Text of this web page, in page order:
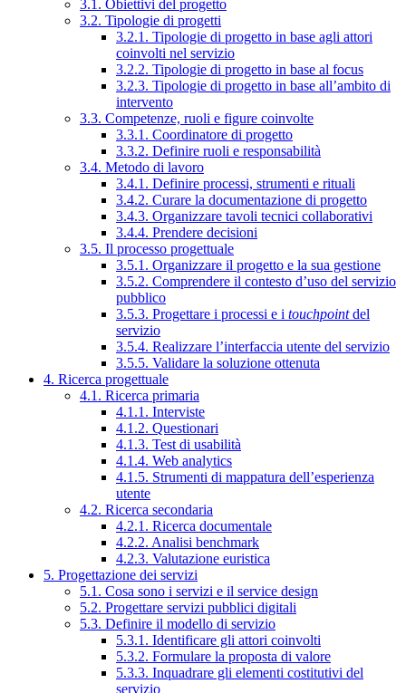
3.1. Obiettivi del progetto
3.2. Tipologie di progetti
3.2.1. Tipologie di progetto in base agli attori
coinvolti nel servizio
3.2.2. Tipologie di progetto in base al focus
3.2.3. Tipologie di progetto in base all’ambito di
intervento
3.3. Competenze, ruoli e figure coinvolte
3.3.1. Coordinatore di progetto
3.3.2. Definire ruoli e responsabilità
3.4. Metodo di lavoro
3.4.1. Definire processi, strumenti e rituali
3.4.2. Curare la documentazione di progetto
3.4.3. Organizzare tavoli tecnici collaborativi
3.4.4. Prendere decisioni
3.5. Il processo progettuale
3.5.1. Organizzare il progetto e la sua gestione
3.5.2. Comprendere il contesto d’uso del servizio
pubblico
3.5.3. Progettare i processi e i touchpointdel
servizio
3.5.4. Realizzare l’interfaccia utente del servizio
3.5.5. Validare la soluzione ottenuta
4. Ricerca progettuale
4.1. Ricerca primaria
4.1.1. Interviste
4.1.2. Questionari
4.1.3. Test di usabilità
4.1.4. Web analytics
4.1.5. Strumenti di mappatura dell’esperienza
utente
4.2. Ricerca secondaria
4.2.1. Ricerca documentale
4.2.2. Analisi benchmark
4.2.3. Valutazione euristica
5. Progettazione dei servizi
5.1. Cosa sono i servizi e il service design
5.2. Progettare servizi pubblici digitali
5.3. Definire il modello di servizio
5.3.1. Identificare gli attori coinvolti
5.3.2. Formulare la proposta di valore
5.3.3. Inquadrare gli elementi costitutivi del
servizio